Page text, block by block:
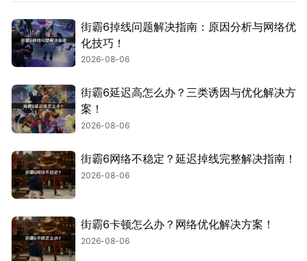
街霸6掉线问题解决指南：原因分析与网络优
化技巧！
2026-08-06
街霸6延迟高怎么办？三类诱因与优化解决方
案！
2026-08-06
街霸6网络不稳定？延迟掉线完整解决指南！
2026-08-06
街霸6卡顿怎么办？网络优化解决方案！
2026-08-06